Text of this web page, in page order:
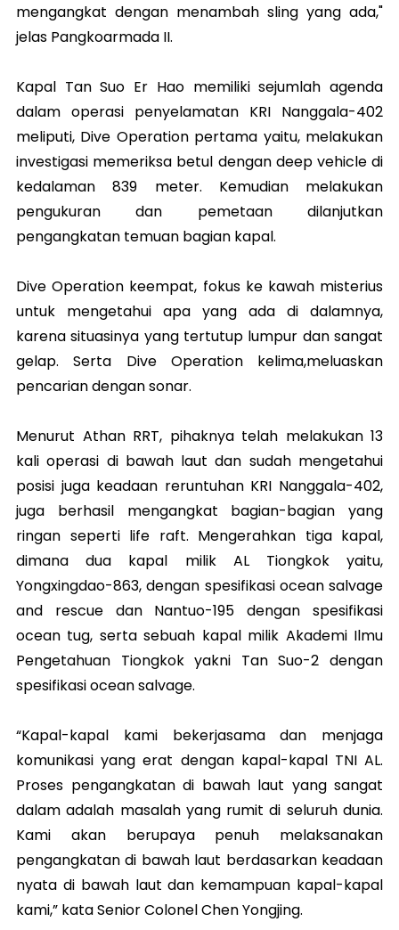
mengangkat dengan menambah sling yang ada,"
jelas Pangkoarmada II.
Kapal Tan Suo Er Hao memiliki sejumlah agenda
dalam operasi penyelamatan KRI Nanggala-402
meliputi, Dive Operation pertama yaitu, melakukan
investigasi memeriksa betul dengan deep vehicle di
kedalaman 839 meter. Kemudian melakukan
pengukuran dan pemetaan dilanjutkan
pengangkatan temuan bagian kapal.
Dive Operation keempat, fokus ke kawah misterius
untuk mengetahui apa yang ada di dalamnya,
karena situasinya yang tertutup lumpur dan sangat
gelap. Serta Dive Operation kelima,meluaskan
pencarian dengan sonar.
Menurut Athan RRT, pihaknya telah melakukan 13
kali operasi di bawah laut dan sudah mengetahui
posisi juga keadaan reruntuhan KRI Nanggala-402,
juga berhasil mengangkat bagian-bagian yang
ringan seperti life raft. Mengerahkan tiga kapal,
dimana dua kapal milik AL Tiongkok yaitu,
Yongxingdao-863, dengan spesifikasi ocean salvage
and rescue dan Nantuo-195 dengan spesifikasi
ocean tug, serta sebuah kapal milik Akademi Ilmu
Pengetahuan Tiongkok yakni Tan Suo-2 dengan
spesifikasi ocean salvage.
“Kapal-kapal kami bekerjasama dan menjaga
komunikasi yang erat dengan kapal-kapal TNI AL.
Proses pengangkatan di bawah laut yang sangat
dalam adalah masalah yang rumit di seluruh dunia.
Kami akan berupaya penuh melaksanakan
pengangkatan di bawah laut berdasarkan keadaan
nyata di bawah laut dan kemampuan kapal-kapal
kami,” kata Senior Colonel Chen Yongjing.